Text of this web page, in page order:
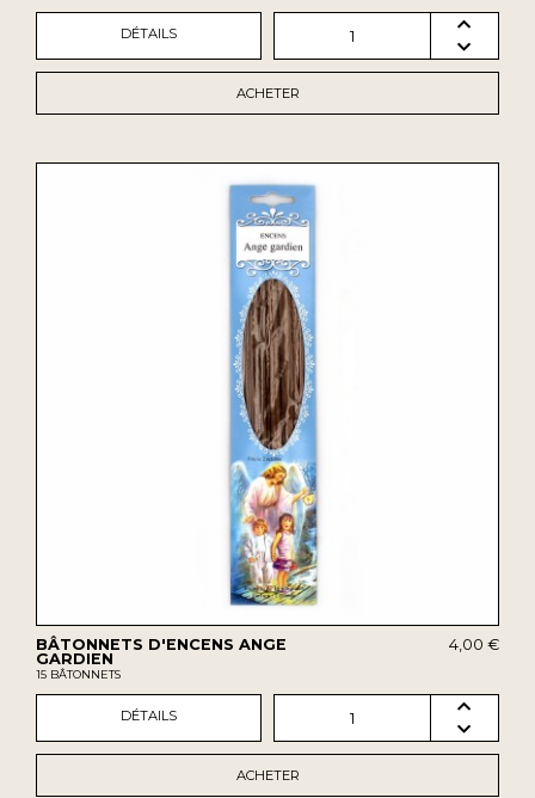
DÉTAILS 1
ACHETER
BÂTONNETS D'ENCENS ANGE
GARDIEN
15 BÂTONNETS
4,00 €
DÉTAILS 1
ACHETER